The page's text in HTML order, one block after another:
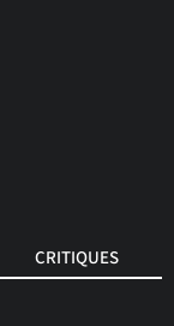
CRITIQUES